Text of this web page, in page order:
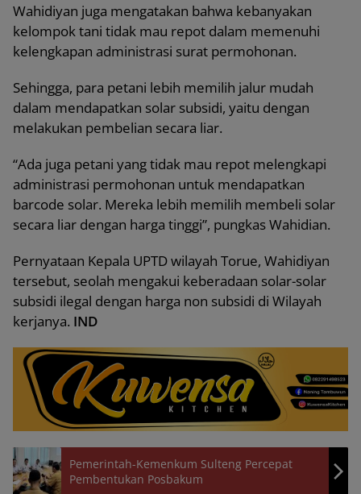
Wahidiyan juga mengatakan bahwa kebanyakan
kelompok tani tidak mau repot dalam memenuhi
kelengkapan administrasi surat permohonan.
Sehingga, para petani lebih memilih jalur mudah
dalam mendapatkan solar subsidi, yaitu dengan
melakukan pembelian secara liar.
“Ada juga petani yang tidak mau repot melengkapi
administrasi permohonan untuk mendapatkan
barcode solar. Mereka lebih memilih membeli solar
secara liar dengan harga tinggi”, pungkas Wahidian.
Pernyataan Kepala UPTD wilayah Torue, Wahidiyan
tersebut, seolah mengakui keberadaan solar-solar
subsidi ilegal dengan harga non subsidi di Wilayah
kerjanya. IND
Pemerintah-Kemenkum Sulteng Percepat
Pembentukan Posbakum